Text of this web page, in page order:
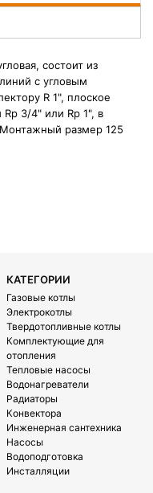
состоит из
с угловым
R 1", плоское
3/4" или Rp 1", в
размер 125
КАТЕГОРИИ
Газовые котлы
Электрокотлы
Твердотопливные котлы
Комплектующие для
отопления
Тепловые насосы
Водонагреватели
Радиаторы
Конвектора
Инженерная сантехника
Насосы
Водоподготовка
Инсталляции